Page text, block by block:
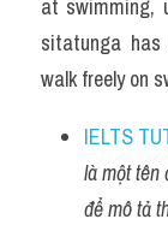
at swimming,
sitatunga has
walk freely on
IELTS
là một tên
để mô tả